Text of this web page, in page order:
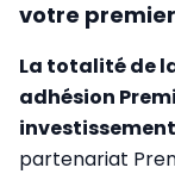
votre
La totalité de
adhésion
partenariat